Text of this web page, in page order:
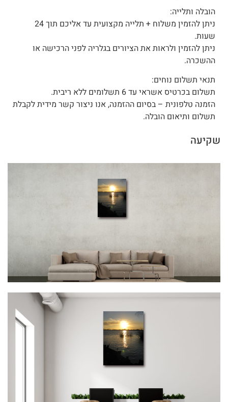
הובלה ותלייה:
ניתן להזמין משלוח + תלייה מקצועית עד אליכם תוך 24
שעות.
ניתן להזמין ולראות את הציורים בגלריה לפני הרכישה או
ההשכרה.
תנאי תשלום נוחים:
תשלום בכרטיס אשראי עד 6 תשלומים ללא ריבית.
הזמנה טלפונית – בסיום ההזמנה, אנו ניצור קשר מידית לקבלת
תשלום ותיאום הובלה.
שקיעה